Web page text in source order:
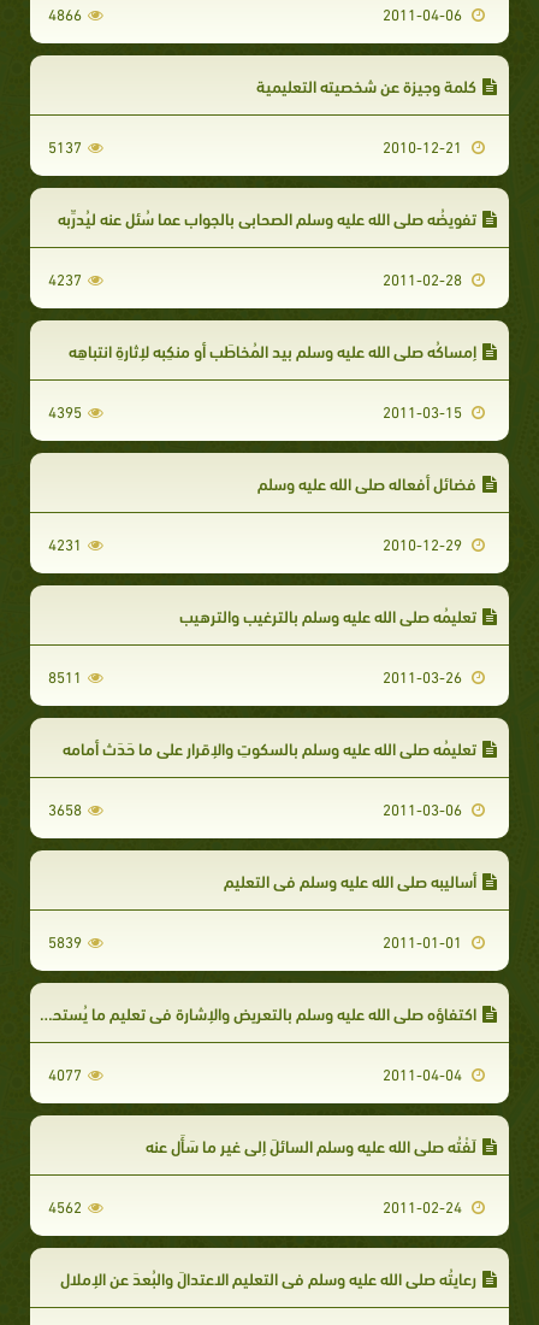
4866
كلمة وجيزة عن شخصيته التعليمية
5137
تفويضُه صلى الله عليه وسلم الصحابي بالجواب عما سُئل عنه ليُدرِّبه
4237
إمساكُه صلى الله عليه وسلم بيد المُخاطَب أو منكِبِه لإثارةِ انتباهِه
4395
فضائل أفعاله صلى الله عليه وسلم
4231
تعليمُه صلى الله عليه وسلم بالترغيب والترهيب
8511
تعليمُه صلى الله عليه وسلم بالسكوتِ والإقرارِ على ما حَدَث أمامه
3658
أساليبه صلى الله عليه وسلم في التعليم
5839
اكتفاؤه صلى الله عليه وسلم بالتعريض والإشارة في تعليم ما يُستحيا منه
4077
لَفْتُه صلى الله عليه وسلم السائلَ إلى غير ما سَأَل عنه
4562
رِعايتُه صلى الله عليه وسلم في التعليم الاعتدالَ والبُعدَ عن الإملال